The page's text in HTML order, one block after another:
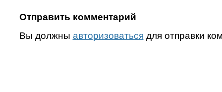
Отправить комментарий
Вы должны авторизоваться для отправки